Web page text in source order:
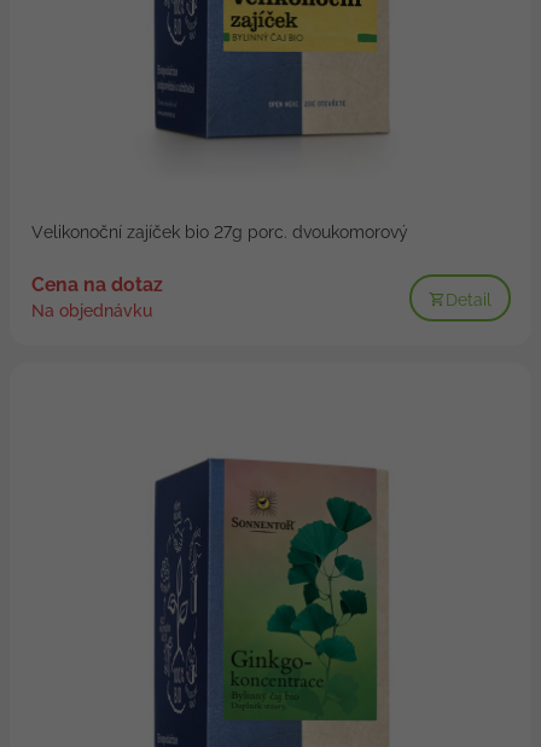
Velikonoční zajíček bio 27g porc. dvoukomorový
Cena na dotaz
Na objednávku
Detail